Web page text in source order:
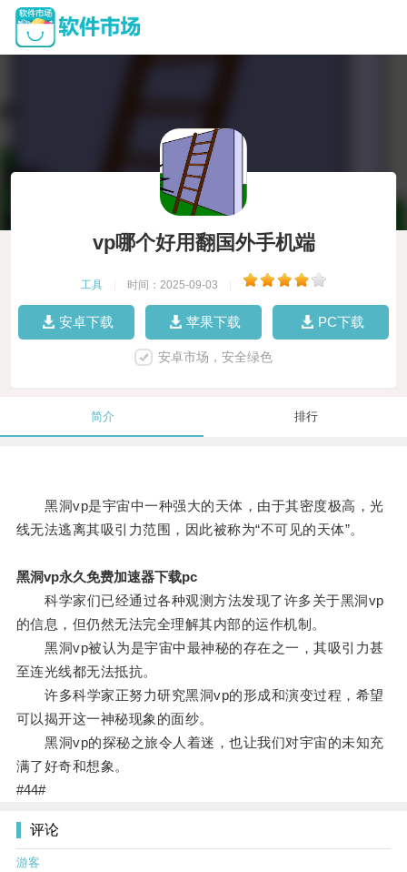
vp哪个好用翻国外手机端
工具 时间：2025-09-03
安卓下载 苹果下载 PC下载
安卓市场，安全绿色
简介 排行
黑洞vp是宇宙中一种强大的天体，由于其密度极高，光
线无法逃离其吸引力范围，因此被称为“不可见的天体”。
黑洞vp永久免费加速器下载pc
科学家们已经通过各种观测方法发现了许多关于黑洞vp
的信息，但仍然无法完全理解其内部的运作机制。
黑洞vp被认为是宇宙中最神秘的存在之一，其吸引力甚
至连光线都无法抵抗。
许多科学家正努力研究黑洞vp的形成和演变过程，希望
可以揭开这一神秘现象的面纱。
黑洞vp的探秘之旅令人着迷，也让我们对宇宙的未知充
满了好奇和想象。
#44#
评论
游客